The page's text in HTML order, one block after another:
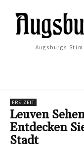
Augsburgs
FREIZEIT
Leuven
Entdecken
Stadt